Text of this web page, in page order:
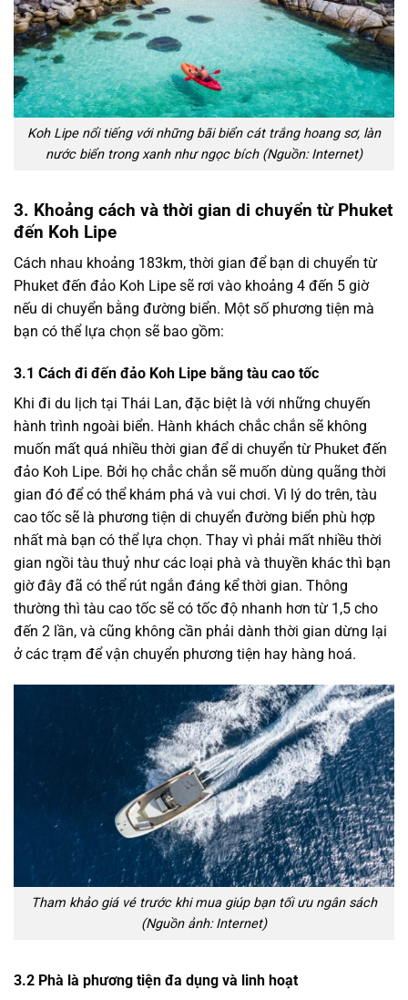
Koh Lipe nổi tiếng với những bãi biển cát trắng hoang sơ, làn
nước biển trong xanh như ngọc bích (Nguồn: Internet)
3. Khoảng cách và thời gian di chuyển từ Phuket
đến Koh Lipe
Cách nhau khoảng 183km, thời gian để bạn di chuyển từ
Phuket đến đảo Koh Lipe sẽ rơi vào khoảng 4 đến 5 giờ
nếu di chuyển bằng đường biển. Một số phương tiện mà
bạn có thể lựa chọn sẽ bao gồm:
3.1 Cách đi đến đảo Koh Lipe bằng tàu cao tốc
Khi đi du lịch tại Thái Lan, đặc biệt là với những chuyến
hành trình ngoài biển. Hành khách chắc chắn sẽ không
muốn mất quá nhiều thời gian để di chuyển từ Phuket đến
đảo Koh Lipe. Bởi họ chắc chắn sẽ muốn dùng quãng thời
gian đó để có thể khám phá và vui chơi. Vì lý do trên, tàu
cao tốc sẽ là phương tiện di chuyển đường biển phù hợp
nhất mà bạn có thể lựa chọn. Thay vì phải mất nhiều thời
gian ngồi tàu thuỷ như các loại phà và thuyền khác thì bạn
giờ đây đã có thể rút ngắn đáng kể thời gian. Thông
thường thì tàu cao tốc sẽ có tốc độ nhanh hơn từ 1,5 cho
đến 2 lần, và cũng không cần phải dành thời gian dừng lại
ở các trạm để vận chuyển phương tiện hay hàng hoá.
Tham khảo giá vé trước khi mua giúp bạn tối ưu ngân sách
(Nguồn ảnh: Internet)
3.2 Phà là phương tiện đa dụng và linh hoạt